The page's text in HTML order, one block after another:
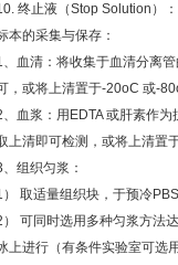
终止液（Stop Solution ）：
本的采集与保存：
、血清：将收集于血清分离
，或将上清置于-20oC 或-
、血浆：用 EDTA或肝素作为
上清即可检测，或将上清置
、组织匀浆：
） 取适量组织块，于预冷PBS
）
可同时选用多种匀浆方法
上进行（有条件实验室可选